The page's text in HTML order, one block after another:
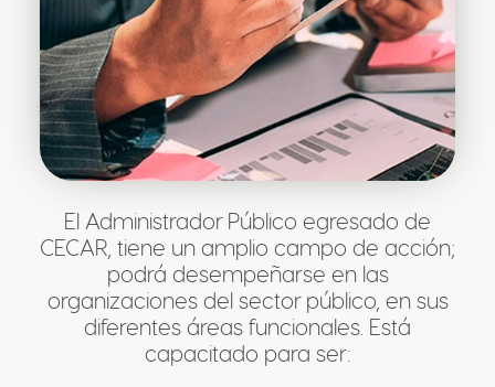
El Administrador Público egresado de
CECAR, tiene un amplio campo de acción;
podrá desempeñarse en las
organizaciones del sector público, en sus
diferentes áreas funcionales. Está
capacitado para ser: